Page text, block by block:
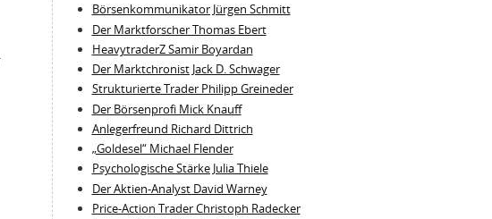
Börsenkommunikator Jürgen Schmitt
Der Marktforscher Thomas Ebert
HeavytraderZ Samir Boyardan
Der Marktchronist Jack D. Schwager
Strukturierte Trader Philipp Greineder
Der Börsenprofi Mick Knauff
Anlegerfreund Richard Dittrich
„Goldesel“ Michael Flender
Psychologische Stärke Julia Thiele
Der Aktien-Analyst David Warney
Price-Action Trader Christoph Radecker